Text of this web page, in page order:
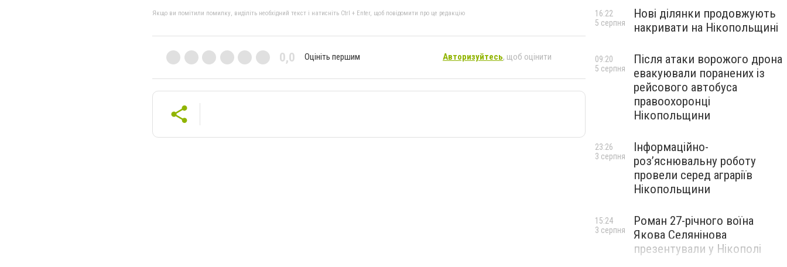
Якщо ви помітили помилку, виділіть необхідний текст і натисніть Ctrl + Enter, щоб повідомити про це редакцію
0,0 Оцініть першим Авторизуйтесь, щоб оцінити
Нові ділянки продовжують
накривати на Нікопольщині
16:22
5 серпня
Після атаки ворожого дрона
евакуювали поранених із
рейсового автобуса
правоохоронці
Нікопольщини
09:20
5 серпня
Інформаційно-
роз’яснювальну роботу
провели серед аграріїв
Нікопольщини
23:26
3 серпня
Роман 27-річного воїна
Якова Селянінова
презентували у Нікополі
15:24
3 серпня